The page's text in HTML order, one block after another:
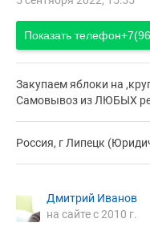
Показать телефон
Закупаем яблоки на
Самовывоз из ЛЮБЫХ
Россия, г Липецк
Дмитрий Иванов
на сайте с 2010 г.